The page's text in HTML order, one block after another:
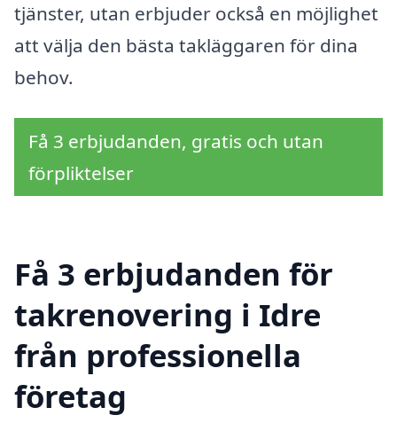
tjänster, utan erbjuder också en möjlighet
att välja den bästa takläggaren för dina
behov.
Få 3 erbjudanden, gratis och utan
förpliktelser
Få 3 erbjudanden för
takrenovering i Idre
från professionella
företag